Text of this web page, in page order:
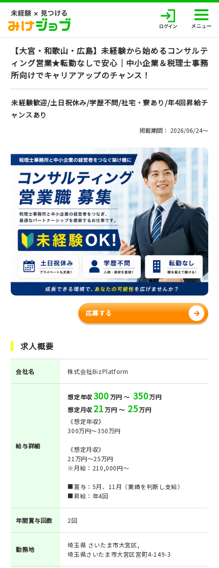
【大宮・和歌山・広島】未経験から始めるコンサルテ
ィング営業★転勤なしで安心｜中小企業＆税理士事務
所向けでキャリアアップのチャンス！
未経験歓迎/土日祝休み/学歴不問/社宅・寮あり/年4回昇給チ
ャンスあり
掲載期間： 2026/06/24〜
応募する
求人概要
会社名 株式会社BizPlatform
給与詳細
想定年収300万円 ～ 350万円
想定月収 21万円 ～ 25万円
《想定年収》
300万円～350万円
《想定月収》
21万円～25万円
※月給：210,000円～
■賞与：5月、11月（業績を判断し支給）
■昇給：年4回
年間賞与回数 2回
勤務地
埼玉県 さいたま市大宮区,
埼玉県さいたま市大宮区宮町4-149-3